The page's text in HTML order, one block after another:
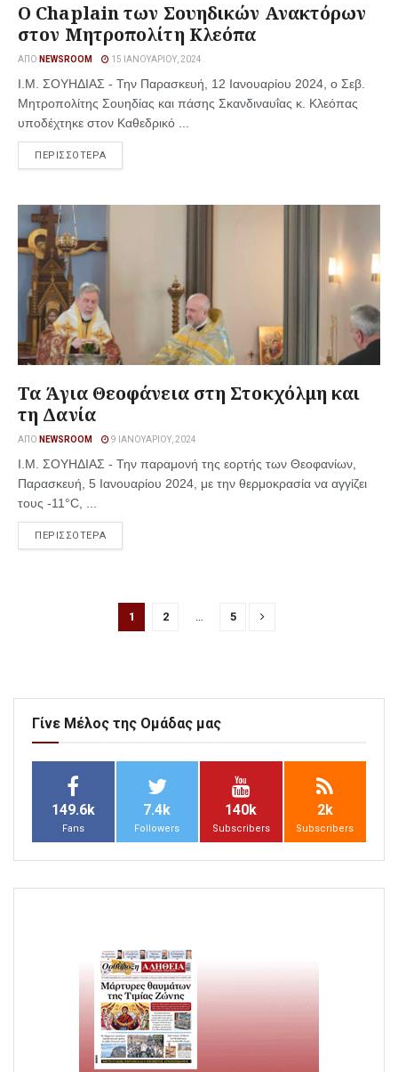
Ο Chaplain των Σουηδικών Ανακτόρων
στον Μητροπολίτη Κλεόπα
ΑΠΌ NEWSROOM 15 ΙΑΝΟΥΑΡΊΟΥ, 2024
Ι.Μ. ΣΟΥΗΔΙΑΣ - Την Παρασκευή, 12 Ιανουαρίου 2024, ο Σεβ.
Μητροπολίτης Σουηδίας και πάσης Σκανδιναυΐας κ. Κλεόπας
υποδέχτηκε στον Καθεδρικό ...
ΠΕΡΙΣΣΟΤΕΡΑ
Τα Άγια Θεοφάνεια στη Στοκχόλμη και
τη Δανία
ΑΠΌ NEWSROOM 9 ΙΑΝΟΥΑΡΊΟΥ, 2024
Ι.Μ. ΣΟΥΗΔΙΑΣ - Την παραμονή της εορτής των Θεοφανίων,
Παρασκευή, 5 Ιανουαρίου 2024, με την θερμοκρασία να αγγίζει
τους -11°C, ...
ΠΕΡΙΣΣΟΤΕΡΑ
1 2 … 5
Γίνε Μέλος της Ομάδας μας
149.6k
Fans
7.4k
Followers
140k
Subscribers
2k
Subscribers